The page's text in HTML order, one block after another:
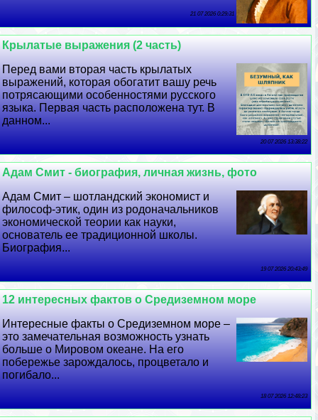
21 07 2026 0:29:31
Крылатые выражения (2 часть)
Перед вами вторая часть крылатых
выражений, которая обогатит вашу речь
потрясающими особенностями русского
языка. Первая часть расположена тут. В
данном...
20 07 2026 13:38:22
Адам Смит - биография, личная жизнь, фото
Адам Смит – шотландский экономист и
философ-этик, один из родоначальников
экономической теории как науки,
основатель ее традиционной школы.
Биография...
19 07 2026 20:43:49
12 интересных фактов о Средиземном море
Интересные факты о Средиземном море –
это замечательная возможность узнать
больше о Мировом океане. На его
побережье зарождалось, процветало и
погибало...
18 07 2026 12:48:23